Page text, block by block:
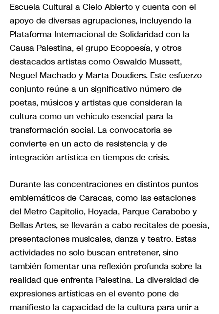
Escuela Cultural a Cielo Abierto y cuenta con el
apoyo de diversas agrupaciones, incluyendo la
Plataforma Internacional de Solidaridad con la
Causa Palestina, el grupo Ecopoesía, y otros
destacados artistas como Oswaldo Mussett,
Neguel Machado y Marta Doudiers. Este esfuerzo
conjunto reúne a un significativo número de
poetas, músicos y artistas que consideran la
cultura como un vehículo esencial para la
transformación social. La convocatoria se
convierte en un acto de resistencia y de
integración artística en tiempos de crisis.
Durante las concentraciones en distintos puntos
emblemáticos de Caracas, como las estaciones
del Metro Capitolio, Hoyada, Parque Carabobo y
Bellas Artes, se llevarán a cabo recitales de poesía,
presentaciones musicales, danza y teatro. Estas
actividades no solo buscan entretener, sino
también fomentar una reflexión profunda sobre la
realidad que enfrenta Palestina. La diversidad de
expresiones artísticas en el evento pone de
manifiesto la capacidad de la cultura para unir a